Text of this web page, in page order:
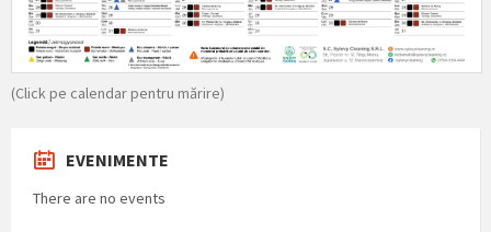
(Click pe calendar pentru mărire)
EVENIMENTE
There are no events